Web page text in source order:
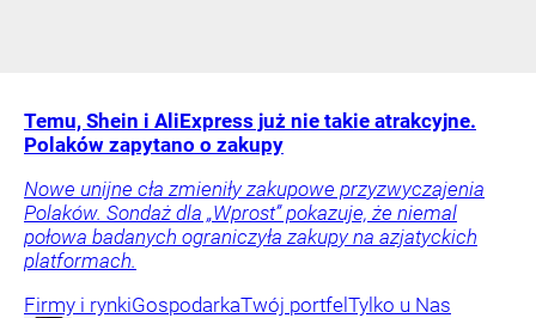
Temu, Shein i AliExpress już nie takie atrakcyjne.
Polaków zapytano o zakupy
Nowe unijne cła zmieniły zakupowe przyzwyczajenia
Polaków. Sondaż dla „Wprost” pokazuje, że niemal
połowa badanych ograniczyła zakupy na azjatyckich
platformach.
Firmy i rynkiGospodarkaTwój portfelTylko u Nas